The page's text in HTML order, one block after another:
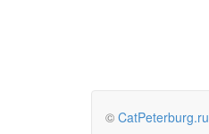
© CatPeterburg.ru